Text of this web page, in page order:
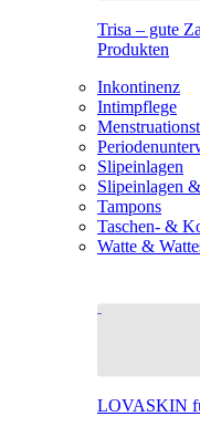
Trisa – gute
Produkten
Inkontinenz
Intimpflege
Slipeinlagen
Slipeinlagen
Tampons
Taschen- &
Watte &
LOVASKIN